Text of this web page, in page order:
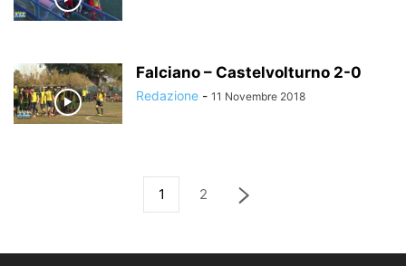
Falciano – Castelvolturno 2-0
Redazione - 11 Novembre 2018
1 2